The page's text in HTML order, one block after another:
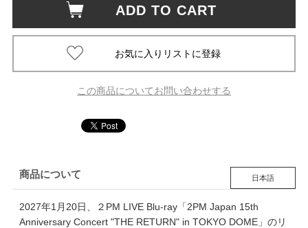
ADD TO CART
この商品についてお問い合わせする
商品について 日本語
2027年1月20日、２PM LIVE Blu-ray「2PM Japan 15th
Anniversary Concert "THE RETURN" in TOKYO DOME」のリ